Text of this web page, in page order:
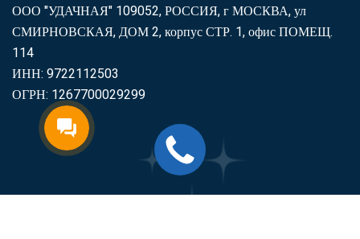
ООО "УДАЧНАЯ" 109052, РОССИЯ, г МОСКВА, ул
СМИРНОВСКАЯ, ДОМ 2, корпус СТР. 1, офис ПОМЕЩ.
114
ИНН: 9722112503
ОГРН: 1267700029299